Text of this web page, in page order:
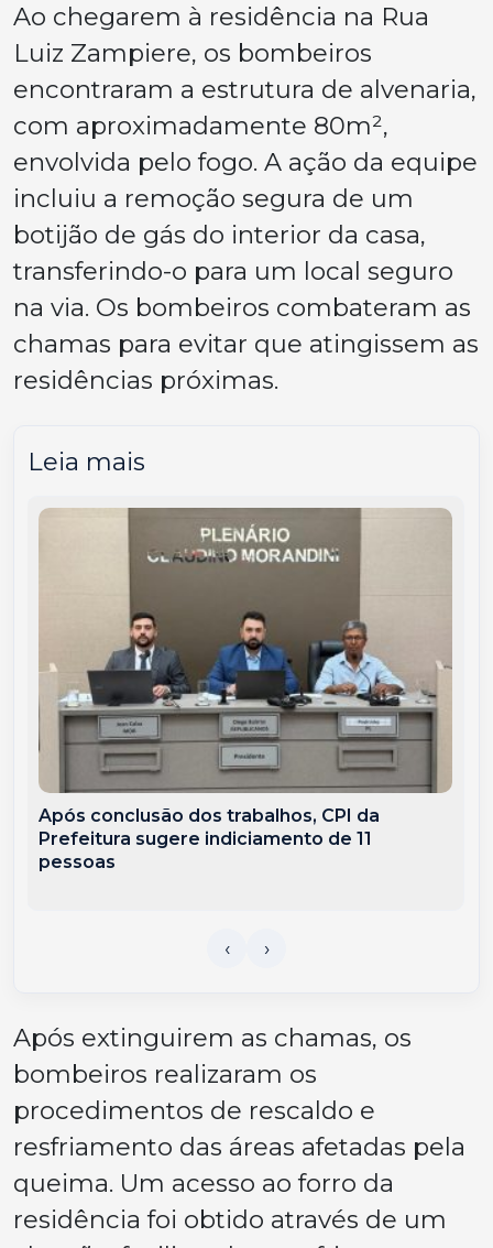
Ao chegarem à residência na Rua
Luiz Zampiere, os bombeiros
encontraram a estrutura de alvenaria,
com aproximadamente 80m²,
envolvida pelo fogo. A ação da equipe
incluiu a remoção segura de um
botijão de gás do interior da casa,
transferindo-o para um local seguro
na via. Os bombeiros combateram as
chamas para evitar que atingissem as
residências próximas.
Leia mais
Após conclusão dos trabalhos, CPI da
Prefeitura sugere indiciamento de 11
pessoas
Após extinguirem as chamas, os
bombeiros realizaram os
procedimentos de rescaldo e
resfriamento das áreas afetadas pela
queima. Um acesso ao forro da
residência foi obtido através de um